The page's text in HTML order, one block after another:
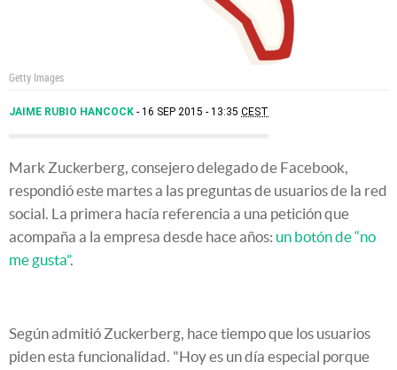
Getty Images
JAIME RUBIO HANCOCK 16 SEP 2015 - 13:35 CEST
Mark Zuckerberg, consejero delegado de Facebook,
respondió este martes a las preguntas de usuarios de la red
social. La primera hacía referencia a una petición que
acompaña a la empresa desde hace años: un botón de “no
me gusta”.
Según admitió Zuckerberg, hace tiempo que los usuarios
piden esta funcionalidad. "Hoy es un día especial porque